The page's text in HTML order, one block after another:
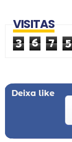
VISITAS
3 6 7 5